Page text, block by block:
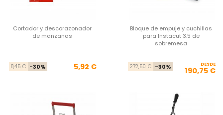
Cortador y descorazonador
de manzanas
Precio base
8,45 € -30% Precio
5,92 €
Bloque de empuje y cuchillas
para Instacut 3.5 de
sobremesa
272,50 € -30% DESDE
190,75 €